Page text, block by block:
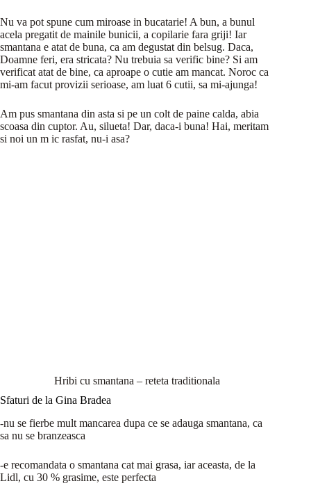
Nu va pot spune cum miroase in bucatarie! A bun, a bunul
acela pregatit de mainile bunicii, a copilarie fara griji! Iar
smantana e atat de buna, ca am degustat din belsug. Daca,
Doamne feri, era stricata? Nu trebuia sa verific bine? Si am
verificat atat de bine, ca aproape o cutie am mancat. Noroc ca
mi-am facut provizii serioase, am luat 6 cutii, sa mi-ajunga!
Am pus smantana din asta si pe un colt de paine calda, abia
scoasa din cuptor. Au, silueta! Dar, daca-i buna! Hai, meritam
si noi un m ic rasfat, nu-i asa?
Hribi cu smantana – reteta traditionala
Sfaturi de la Gina Bradea
-nu se fierbe mult mancarea dupa ce se adauga smantana, ca
sa nu se branzeasca
-e recomandata o smantana cat mai grasa, iar aceasta, de la
Lidl, cu 30 % grasime, este perfecta